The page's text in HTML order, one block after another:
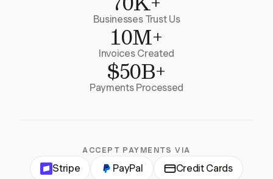
Businesses Trust Us
10M+
Invoices Created
$50B+
Payments Processed
ACCEPT PAYMENTS VIA
Stripe PayPal Credit Cards